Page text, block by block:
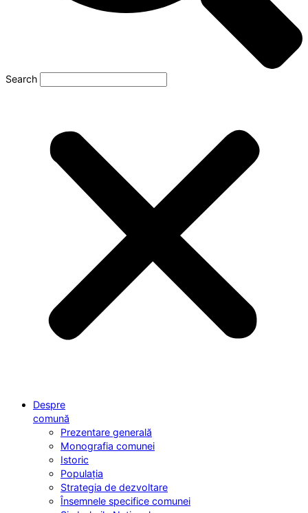
Search
Despre
comună
Prezentare generală
Monografia comunei
Istoric
Populația
Strategia de dezvoltare
Însemnele specifice comunei